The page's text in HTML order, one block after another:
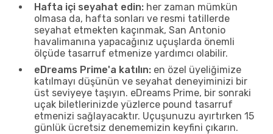
Hafta içi seyahat edin: her zaman mümkün
olmasa da, hafta sonları ve resmi tatillerde
seyahat etmekten kaçınmak, San Antonio
havalimanına yapacağınız uçuşlarda önemli
ölçüde tasarruf etmenize yardımcı olabilir.
eDreams Prime'a katılın: en özel üyeliğimize
katılmayı düşünün ve seyahat deneyiminizi bir
üst seviyeye taşıyın. eDreams Prime, bir sonraki
uçak biletlerinizde yüzlerce pound tasarruf
etmenizi sağlayacaktır. Uçuşunuzu ayırtırken 15
günlük ücretsiz denememizin keyfini çıkarın.